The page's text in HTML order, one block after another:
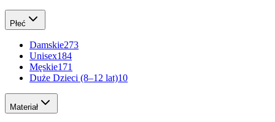
Płeć
Damskie273
Unisex184
Męskie171
Duże Dzieci (8–12 lat)10
Materiał